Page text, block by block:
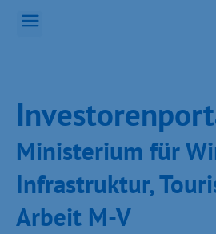
Ministeri­um für
Infra­struk­tur,
Ar­beit M-V